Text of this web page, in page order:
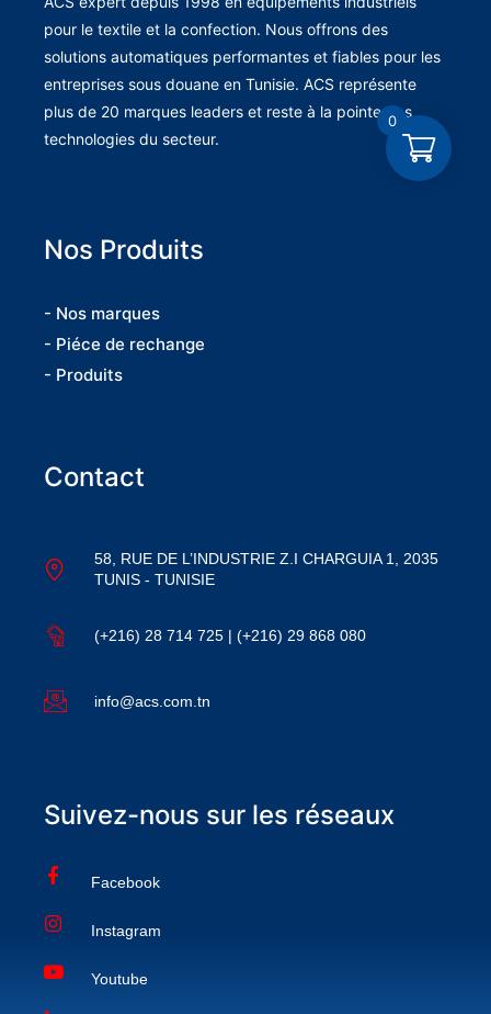
pour le textile et la confection. Nous offrons des
solutions automatiques performantes et fiables pour les
entreprises sous douane en Tunisie. ACS représente
plus de 20 marques leaders et reste à la pointe des
technologies du secteur.
Nos Produits
- Nos marques
- Piéce de rechange
- Produits
Contact
58, RUE DE L’INDUSTRIE Z.I CHARGUIA 1, 2035
TUNIS - TUNISIE
(+216) 28 714 725 | (+216) 29 868 080
info@acs.com.tn
Suivez-nous sur les réseaux
Facebook
Instagram
Youtube
0